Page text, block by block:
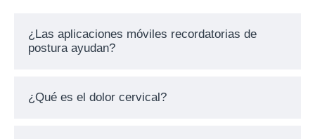
¿Las aplicaciones móviles recordatorias de
postura ayudan?
¿Qué es el dolor cervical?